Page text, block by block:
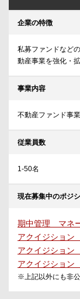
企業の特徴
私募ファンドなど
動産事業を強化・
事業内容
不動産ファンド事
従業員数
1-50名
現在募集中のポジ
期中管理 マネ
アクイジショ
アクイジショ
アクイジション
※上記以外にも非